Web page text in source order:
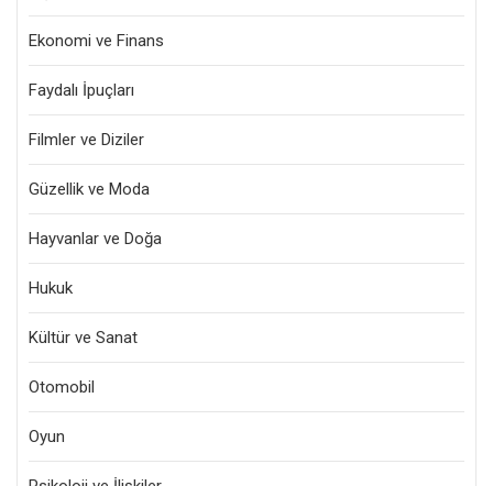
Ekonomi ve Finans
Faydalı İpuçları
Filmler ve Diziler
Güzellik ve Moda
Hayvanlar ve Doğa
Hukuk
Kültür ve Sanat
Otomobil
Oyun